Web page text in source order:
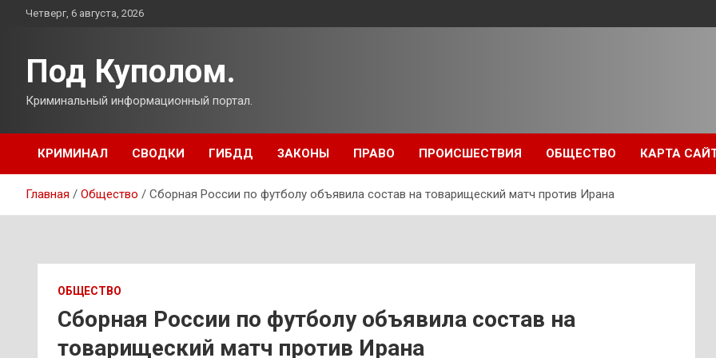
ПерейтиЧетверг, 6 августа, 2026
Под Куполом.
Криминальный информационный портал.
КРИМИНАЛ СВОДКИ ГИБДД ЗАКОНЫ ПРАВО ПРОИСШЕСТВИЯ ОБЩЕСТВО КАРТА
Главная Общество Сборная России по футболу объявила состав на товарищеский матч против Ирана
ОБЩЕСТВО
Сборная России по футболу объявила состав на
товарищеский матч против Ирана